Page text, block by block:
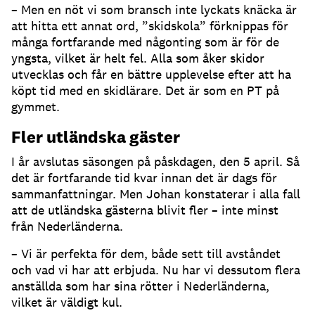
– Men en nöt vi som bransch inte lyckats knäcka är
att hitta ett annat ord, ”skidskola” förknippas för
många fortfarande med någonting som är för de
yngsta, vilket är helt fel. Alla som åker skidor
utvecklas och får en bättre upplevelse efter att ha
köpt tid med en skidlärare. Det är som en PT på
gymmet.
Fler utländska gäster
I år avslutas säsongen på påskdagen, den 5 april. Så
det är fortfarande tid kvar innan det är dags för
sammanfattningar. Men Johan konstaterar i alla fall
att de utländska gästerna blivit fler – inte minst
från Nederländerna.
– Vi är perfekta för dem, både sett till avståndet
och vad vi har att erbjuda. Nu har vi dessutom flera
anställda som har sina rötter i Nederländerna,
vilket är väldigt kul.